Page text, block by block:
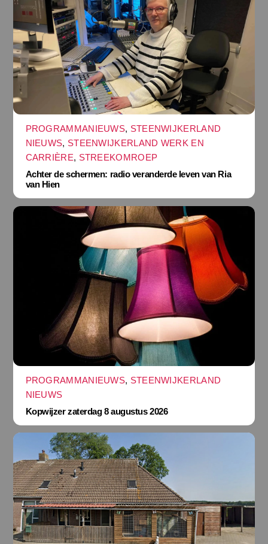
PROGRAMMANIEUWS, STEENWIJKERLAND
NIEUWS, STEENWIJKERLAND WERK EN
CARRIÈRE, STREEKOMROEP
Achter de schermen: radio veranderde leven van Ria
van Hien
PROGRAMMANIEUWS, STEENWIJKERLAND
NIEUWS
Kopwijzer zaterdag 8 augustus 2026